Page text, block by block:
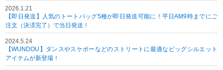
2026.1.21
【即日発送】人気のトートバッグ5種が即日発送可能に！平日AM9時までにご
注文（決済完了）で当日発送！
2024.5.24
【WUNDOU】ダンスやスケボーなどのストリートに最適なビッグシルエット
アイテムが新登場！